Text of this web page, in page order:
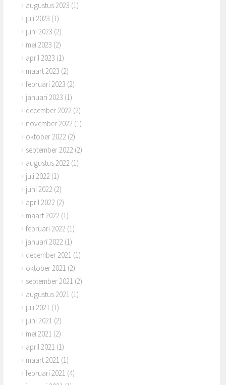
augustus 2023 (1)
juli 2023 (1)
juni 2023 (2)
mei 2023 (2)
april 2023 (1)
maart 2023 (2)
februari 2023 (2)
januari 2023 (1)
december 2022 (2)
november 2022 (1)
oktober 2022 (2)
september 2022 (2)
augustus 2022 (1)
juli 2022 (1)
juni 2022 (2)
april 2022 (2)
maart 2022 (1)
februari 2022 (1)
januari 2022 (1)
december 2021 (1)
oktober 2021 (2)
september 2021 (2)
augustus 2021 (1)
juli 2021 (1)
juni 2021 (2)
mei 2021 (2)
april 2021 (1)
maart 2021 (1)
februari 2021 (4)